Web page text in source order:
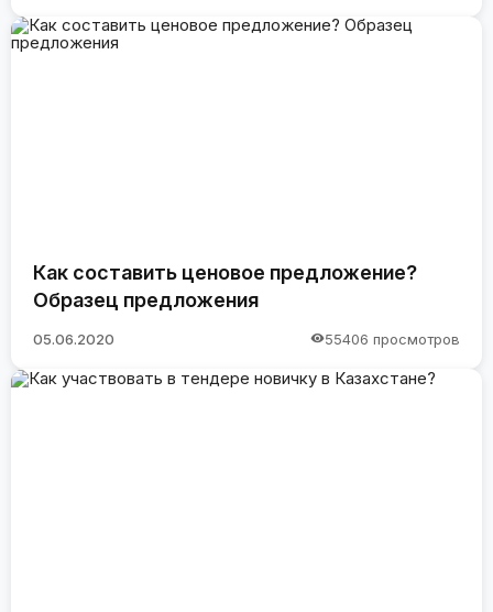
Как составить ценовое предложение?
Образец предложения
05.06.2020 55406 просмотров